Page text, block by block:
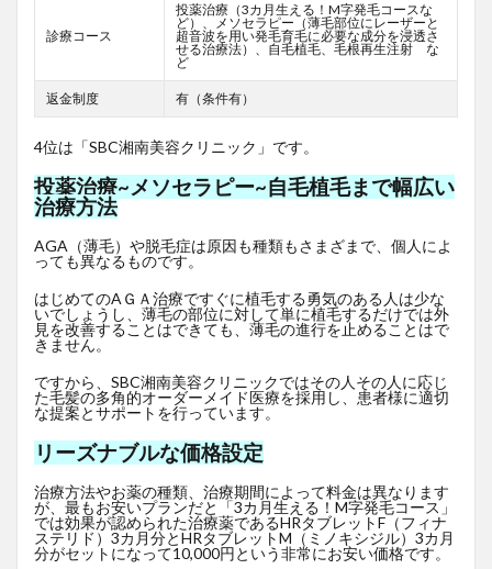
診療コース
投薬治療（3カ月生える！M字発毛コースな
ど）、メソセラピー（薄毛部位にレーザーと
超音波を用い発毛育毛に必要な成分を浸透さ
せる治療法）、自毛植毛、毛根再生注射 な
ど
返金制度 有（条件有）
4位は「SBC湘南美容クリニック」です。
投薬治療~メソセラピー~自毛植毛まで幅広い
治療方法
AGA（薄毛）や脱毛症は原因も種類もさまざまで、個人によ
っても異なるものです。
はじめてのAＧＡ治療ですぐに植毛する勇気のある人は少な
いでしょうし、薄毛の部位に対して単に植毛するだけでは外
見を改善することはできても、薄毛の進行を止めることはで
きません。
ですから、SBC湘南美容クリニックではその人その人に応じ
た毛髪の多角的オーダーメイド医療を採用し、患者様に適切
な提案とサポートを行っています。
リーズナブルな価格設定
治療方法やお薬の種類、治療期間によって料金は異なります
が、最もお安いプランだと「3カ月生える！M字発毛コース」
では効果が認められた治療薬であるHRタブレットF （フィナ
ステリド）3カ月分とHRタブレットM（ミノキシジル）3カ月
分がセットになって10,000円という非常にお安い価格です。